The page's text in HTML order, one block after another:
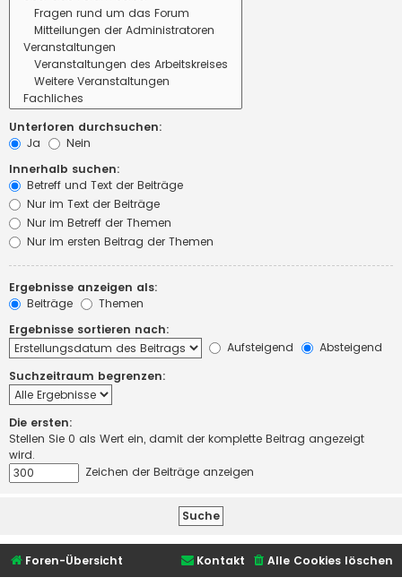
Unterforen durchsuchen:
Ja
Nein
Innerhalb suchen:
Betreff und Text der Beiträge
Nur im Text der Beiträge
Nur im Betreff der Themen
Nur im ersten Beitrag der Themen
Ergebnisse anzeigen als:
Beiträge
Themen
Ergebnisse sortieren nach:
Aufsteigend
Absteigend
Suchzeitraum begrenzen:
Die ersten:
Stellen Sie 0 als Wert ein, damit der komplette Beitrag angezeigt
wird.
Zeichen der Beiträge anzeigen
Foren-Übersicht Alle Cookies löschen
Kontakt